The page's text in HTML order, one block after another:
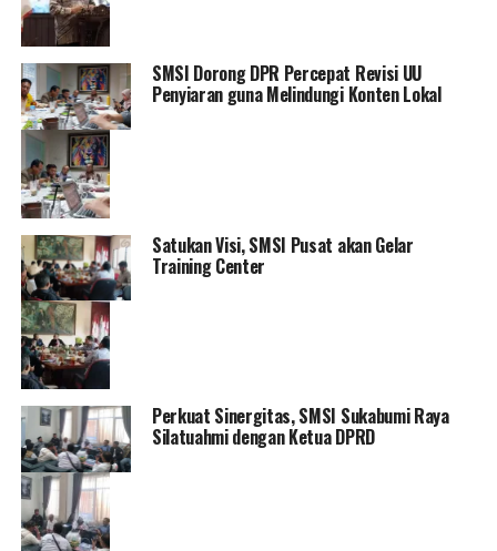
SMSI Dorong DPR Percepat Revisi UU
Penyiaran guna Melindungi Konten Lokal
Satukan Visi, SMSI Pusat akan Gelar
Training Center
Perkuat Sinergitas, SMSI Sukabumi Raya
Silatuahmi dengan Ketua DPRD